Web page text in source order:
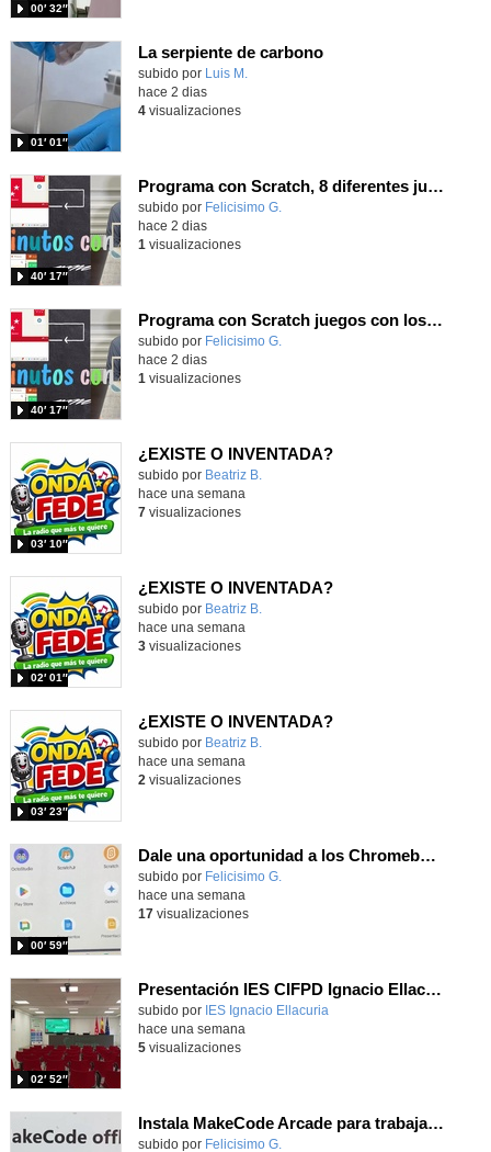
00′ 32″
La serpiente de carbono
Contenido educativo.
subido por Luis M.
01′ 01″
hace 2 dias
4visualizaciones
Programa con Scratch, 8 diferentes juegos para vivir la emoción de los partidos de España en el mundial 2026
Contenido educativo.
subido por Felicisimo G.
40′ 17″
hace 2 dias
1 visualizaciones
Programa con Scratch juegos con los partidos del mundial 2026 ganados por España
Contenido educativo.
subido por Felicisimo G.
40′ 17″
hace 2 dias
1 visualizaciones
¿EXISTE O INVENTADA?
Contenido educativo.
subido por Beatriz B.
03′ 10″
hace una semana
7visualizaciones
¿EXISTE O INVENTADA?
Contenido educativo.
subido por Beatriz B.
02′ 01″
hace una semana
3visualizaciones
¿EXISTE O INVENTADA?
Contenido educativo.
subido por Beatriz B.
03′ 23″
hace una semana
2 visualizaciones
Dale una oportunidad a los Chromebooks y utiliza un proyector para realizar talleres si no tienes pantallas táctiles
Contenido educativo.
subido por Felicisimo G.
00′ 59″
hace una semana
17visualizaciones
Presentación IES CIFPD Ignacio Ellacuría
Contenido educativo.
subido por IES Ignacio Ellacuria
02′ 52″
hace una semana
5visualizaciones
Instala MakeCode Arcade para trabajar offline en tu tablet, ordenador, Chromebook
Contenido educativo.
subido por Felicisimo G.